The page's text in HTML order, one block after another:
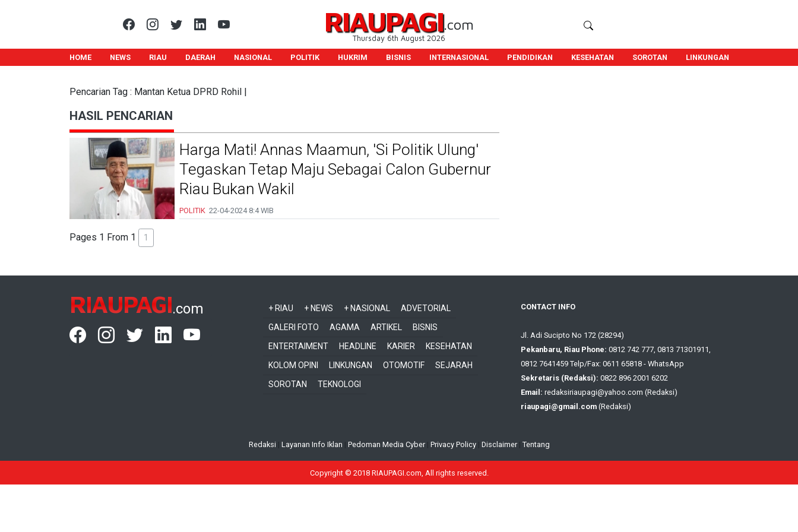
RIAUPAGI.com
Thursday 6th August 2026
HOME NEWS RIAU DAERAH NASIONAL POLITIK HUKRIM BISNIS INTERNASIONAL PENDIDIKAN KESEHATAN SOROTAN LINKUNGAN
Pencarian Tag : Mantan Ketua DPRD Rohil |
HASIL PENCARIAN
Harga Mati! Annas Maamun, 'Si Politik Ulung'
Tegaskan Tetap Maju Sebagai Calon Gubernur
Riau Bukan Wakil
POLITIK 22-04-20248:4 WIB
Pages 1 From 1 1
RIAUPAGI.com + RIAU + NEWS + NASIONAL
ADVETORIAL
GALERI FOTO
AGAMA ARTIKEL
BISNIS
ENTERTAIMENT
HEADLINE KARIER
KESEHATAN
KOLOM OPINI
LINKUNGAN OTOMOTIF
SEJARAH
SOROTAN
TEKNOLOGI
CONTACT INFO
Jl. Adi Sucipto No 172 (28294)
Pekanbaru, Riau Phone: 0812 742 777, 0813 71301911,
0812 7641459 Telp/Fax: 0611 65818 - WhatsApp
Sekretaris (Redaksi): 0822 896 2001 6202
Email: redaksiriaupagi@yahoo.com (Redaksi)
riaupagi@gmail.com (Redaksi)
Redaksi Layanan Info Iklan Pedoman Media Cyber| Privacy Policy| Disclaimer| Tentang
Copyright © 2018 RIAUPAGI.com, All rights reserved.